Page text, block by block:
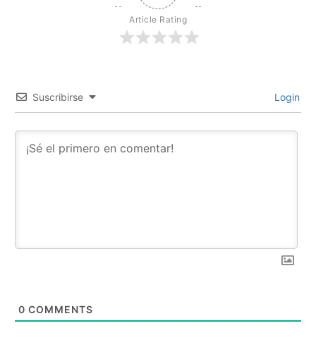
Article Rating
Suscribirse Login
0 COMMENTS